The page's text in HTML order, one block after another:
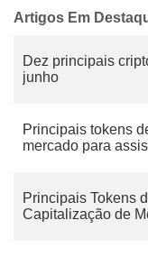
Artigos Em
Dez principais
junho
Principais tokens
mercado para
Principais Tokens
Capitalização de